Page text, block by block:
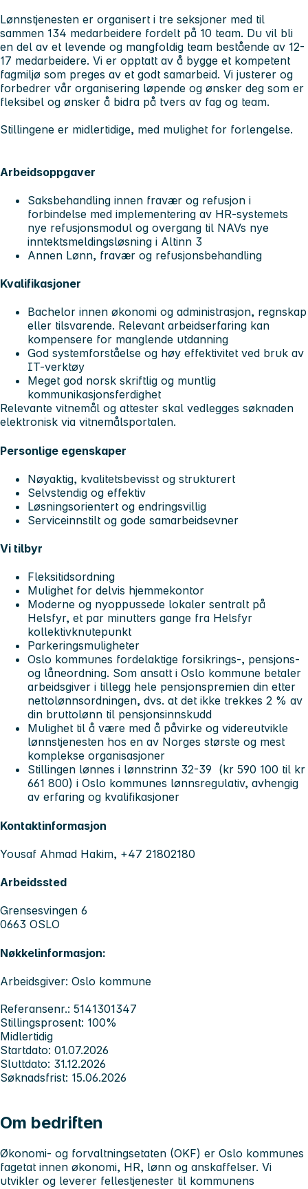
Lønnstjenesten er organisert i tre seksjoner med til
sammen 134 medarbeidere fordelt på 10 team. Du vil bli
en del av et levende og mangfoldig team bestående av 12-
17 medarbeidere. Vi er opptatt av å bygge et kompetent
fagmiljø som preges av et godt samarbeid. Vi justerer og
forbedrer vår organisering løpende og ønsker deg som er
fleksibel og ønsker å bidra på tvers av fag og team.
Stillingene er midlertidige, med mulighet for forlengelse.
Arbeidsoppgaver
Saksbehandling innen fravær og refusjon i
forbindelse med implementering av HR-systemets
nye refusjonsmodul og overgang til NAVs nye
inntektsmeldingsløsning i Altinn 3
Annen Lønn, fravær og refusjonsbehandling
Kvalifikasjoner
Bachelor innen økonomi og administrasjon, regnskap
eller tilsvarende. Relevant arbeidserfaring kan
kompensere for manglende utdanning
God systemforståelse og høy effektivitet ved bruk av
IT-verktøy
Meget god norsk skriftlig og muntlig
kommunikasjonsferdighet
Relevante vitnemål og attester skal vedlegges søknaden
elektronisk via vitnemålsportalen.
Personlige egenskaper
Nøyaktig, kvalitetsbevisst og strukturert
Selvstendig og effektiv
Løsningsorientert og endringsvillig
Serviceinnstilt og gode samarbeidsevner
Vi tilbyr
Fleksitidsordning
Mulighet for delvis hjemmekontor
Moderne og nyoppussede lokaler sentralt på
Helsfyr, et par minutters gange fra Helsfyr
kollektivknutepunkt
Parkeringsmuligheter
Oslo kommunes fordelaktige forsikrings-, pensjons-
og låneordning. Som ansatt i Oslo kommune betaler
arbeidsgiver i tillegg hele pensjonspremien din etter
nettolønnsordningen, dvs. at det ikke trekkes 2 % av
din bruttolønn til pensjonsinnskudd
Mulighet til å være med å påvirke og videreutvikle
lønnstjenesten hos en av Norges største og mest
komplekse organisasjoner
Stillingen lønnes i lønnstrinn 32-39 (kr 590 100 til kr
661 800) i Oslo kommunes lønnsregulativ, avhengig
av erfaring og kvalifikasjoner
Kontaktinformasjon
Yousaf Ahmad Hakim, +47 21802180
Arbeidssted
Grensesvingen 6
0663 OSLO
Nøkkelinformasjon:
Arbeidsgiver: Oslo kommune
Referansenr.: 5141301347
Stillingsprosent: 100%
Midlertidig
Startdato: 01.07.2026
Sluttdato: 31.12.2026
Søknadsfrist: 15.06.2026
Om bedriften
Økonomi- og forvaltningsetaten (OKF) er Oslo kommunes
fagetat innen økonomi, HR, lønn og anskaffelser. Vi
utvikler og leverer fellestjenester til kommunens